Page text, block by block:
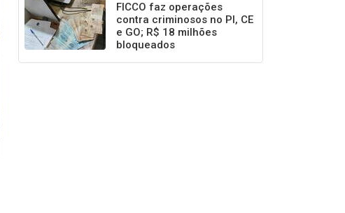
FICCO faz operações
contra criminosos no PI, CE
e GO; R$ 18 milhões
bloqueados